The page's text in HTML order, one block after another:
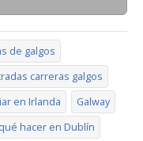
de galgos
carreras galgos
en Irlanda
Galway
qué hacer en Dublín